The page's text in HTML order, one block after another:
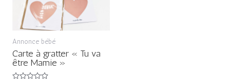
Annonce bébé
Carte à gratter « Tu va
être Mamie »